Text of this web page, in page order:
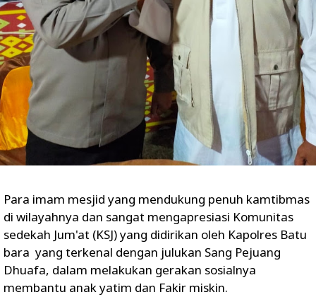
Para imam mesjid yang mendukung penuh kamtibmas
di wilayahnya dan sangat mengapresiasi Komunitas
sedekah Jum'at (KSJ) yang didirikan oleh Kapolres Batu
bara yang terkenal dengan julukan Sang Pejuang
Dhuafa, dalam melakukan gerakan sosialnya
membantu anak yatim dan Fakir miskin.